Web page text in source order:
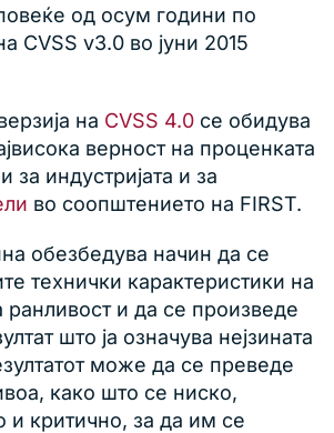
од осум години по
CVSS v3.0 во јуни 2015
на CVSS 4.0 се обидува
верност на проценката
за индустријата и за
во соопштението на FIRST.
обезбедува начин да се
технички карактеристики на
ранливост и да се произведе
што ја означува нејзината
може да се преведе
како што се ниско,
и критично, за да им се